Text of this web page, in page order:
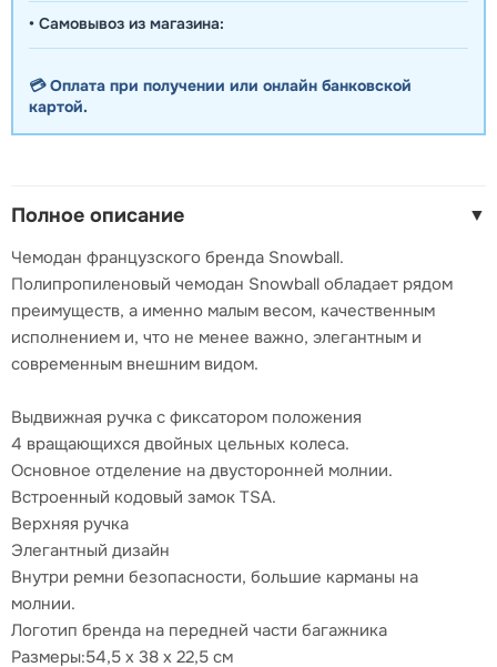
• Самовывоз из магазина:
💳 Оплата при получении или онлайн банковской
картой.
Полное описание ▼
Чемодан французского бренда Snowball.
Полипропиленовый чемодан Snowball обладает рядом
преимуществ, а именно малым весом, качественным
исполнением и, что не менее важно, элегантным и
современным внешним видом.
Выдвижная ручка с фиксатором положения
4 вращающихся двойных цельных колеса.
Основное отделение на двусторонней молнии.
Встроенный кодовый замок TSA.
Верхняя ручка
Элегантный дизайн
Внутри ремни безопасности, большие карманы на
молнии.
Логотип бренда на передней части багажника
Размеры:54,5 x 38 x 22,5 см